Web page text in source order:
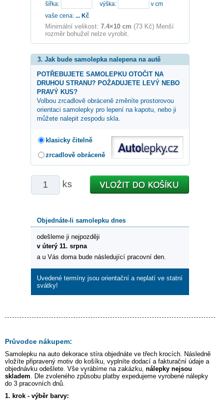
šířka:
výška:
v cm
vaše cena: ... Kč
Minimální velikost: 7.4×10 cm (73 Kč) Menší
rozměr bohužel nelze vyrobit.
3. Jak bude samolepka nalepena na autě
POTŘEBUJETE SAMOLEPKU OTOČIT NA
DRUHOU STRANU? POŽADUJETE LEVÝ NEBO
PRAVÝ KUS?
Volbou zrcadlově obráceně změníte prostorovou
orientaci samolepky pro lepení na kapotu, nebo ji
můžete nalepit zespodu skla.
klasicky čitelně
zrcadlově obráceně
ks
Objednáte-li samolepku dnes
odešleme ji nejpozději
v úterý 11. srpna
a u Vás doma bude následující pracovní den.
Uvedené termíny jsou orientační a neplatí ve statní
svátky!
Průvodce nákupem:
Samolepku na auto dekorace stíraobjednáte ve třech krocích. Následně
vložíte připravený motiv do košíku, vyplníte dodací a fakturační údaje a
objednávku odešlete. Vše vyrábíme na zakázku, nálepky nejsou
skladem. Dle zvoleného způsobu platby expedujeme vyrobené nálepky
do 3 pracovních dnů.
1. krok - výběr barvy: